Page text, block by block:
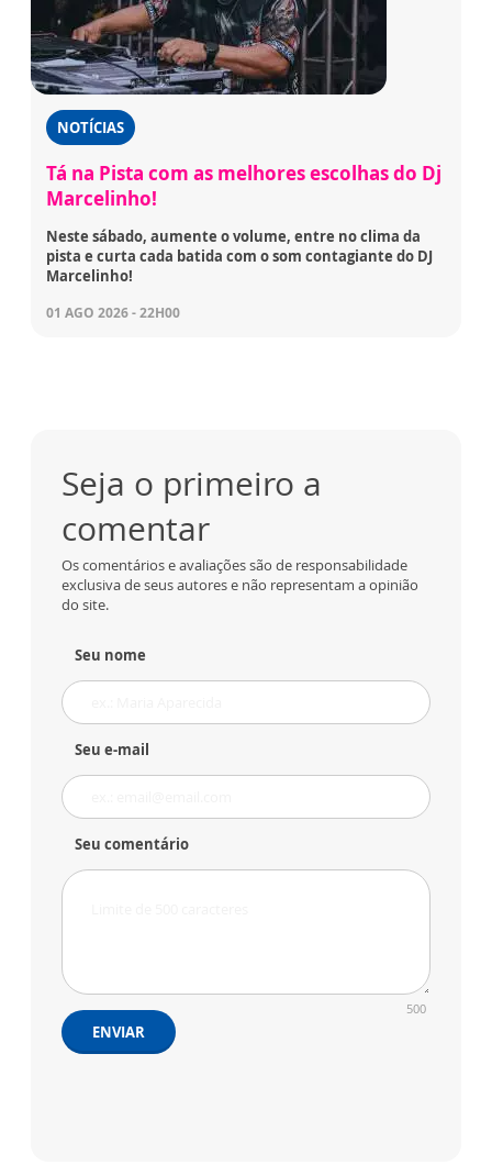
NOTÍCIAS
Tá na Pista com as melhores escolhas do Dj
Marcelinho!
Neste sábado, aumente o volume, entre no clima da
pista e curta cada batida com o som contagiante do DJ
Marcelinho!
01 AGO 2026 - 22H00
Seja o primeiro a
comentar
Os comentários e avaliações são de responsabilidade
exclusiva de seus autores e não representam a opinião
do site.
Seu nome
Seu e-mail
Seu comentário
500
ENVIAR